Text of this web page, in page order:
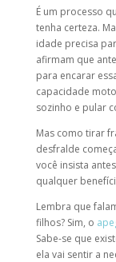
É um processo
tenha certeza.
idade precisa
afirmam que
para encarar
capacidade
sozinho e pular
Mas como tirar
desfralde
você insista
qualquer
Lembra que
filhos? Sim, o
Sabe-se que
ela vai sentir a